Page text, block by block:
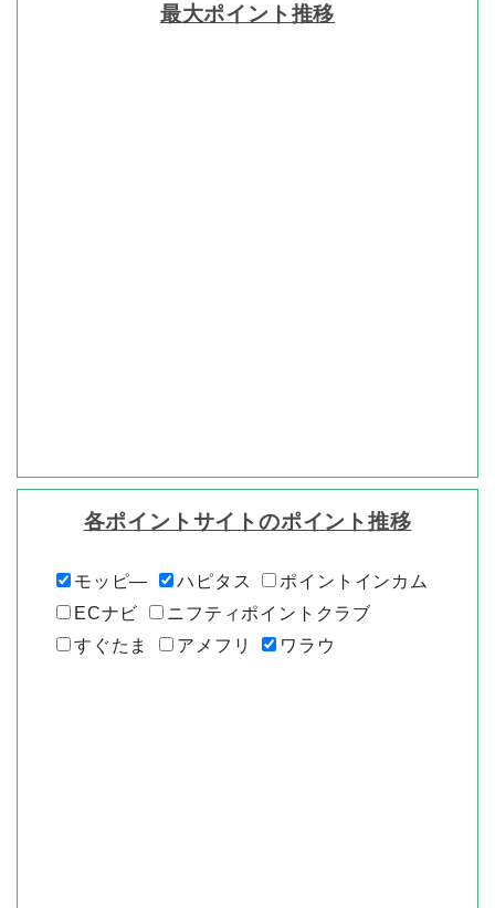
最大ポイント推移
各ポイントサイトのポイント推移
モッピ― ハピタス
ポイントインカム
ECナビ
ニフティポイントクラブ
すぐたま
アメフリ ワラウ